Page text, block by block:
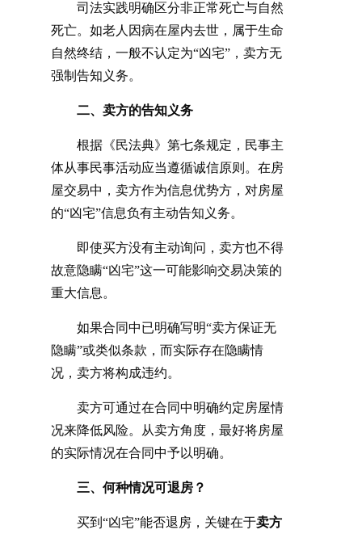
司法实践明确区分非正常死亡与自然
死亡。如老人因病在屋内去世，属于生命
自然终结，一般不认定为“凶宅”，卖方无
强制告知义务。
二、卖方的告知义务
根据《民法典》第七条规定，民事主
体从事民事活动应当遵循诚信原则。在房
屋交易中，卖方作为信息优势方，对房屋
的“凶宅”信息负有主动告知义务。
即使买方没有主动询问，卖方也不得
故意隐瞒“凶宅”这一可能影响交易决策的
重大信息。
如果合同中已明确写明“卖方保证无
隐瞒”或类似条款，而实际存在隐瞒情
况，卖方将构成违约。
卖方可通过在合同中明确约定房屋情
况来降低风险。从卖方角度，最好将房屋
的实际情况在合同中予以明确。
三、何种情况可退房？
买到“凶宅”能否退房，关键在于卖方